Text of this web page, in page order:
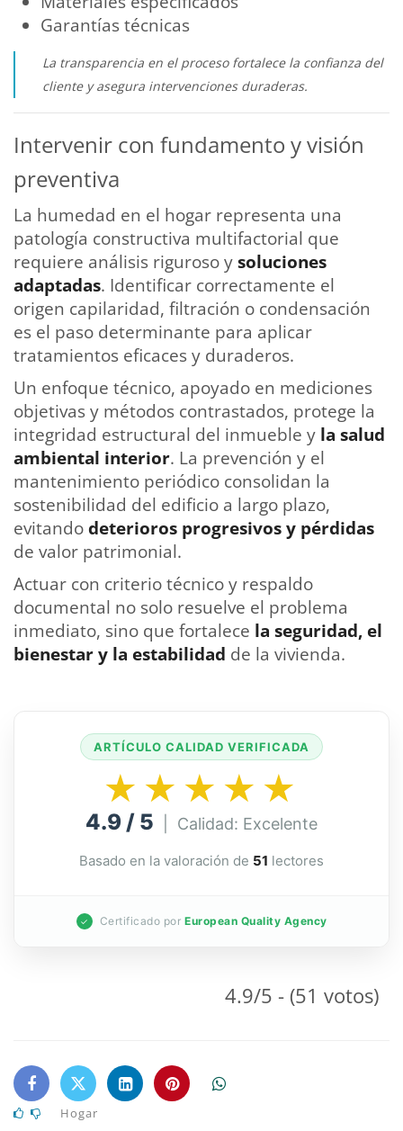
Garantías técnicas
La transparencia en el proceso fortalece la confianza del
cliente y asegura intervenciones duraderas.
Intervenir con fundamento y visión
preventiva
La humedad en el hogar representa una
patología constructiva multifactorial que
requiere análisis riguroso ysoluciones
adaptadas. Identificar correctamente el
origen capilaridad, filtración o condensación
es el paso determinante para aplicar
tratamientos eficaces y duraderos.
Un enfoque técnico, apoyado en mediciones
objetivas y métodos contrastados, protege la
integridad estructural del inmueble y la salud
ambiental interior. La prevención y el
mantenimiento periódico consolidan la
sostenibilidad del edificio a largo plazo,
evitandodeterioros progresivos y pérdidas
de valor patrimonial.
Actuar con criterio técnico y respaldo
documental no solo resuelve el problema
inmediato, sino que fortalece la seguridad, el
bienestar y la estabilidad de la vivienda.
ARTÍCULO CALIDAD VERIFICADA
★★★★★
4.9 / 5 | Calidad: Excelente
Basado en la valoración de 51 lectores
✓ Certificado por European Quality Agency
4.9/5 - (51 votos)
Hogar